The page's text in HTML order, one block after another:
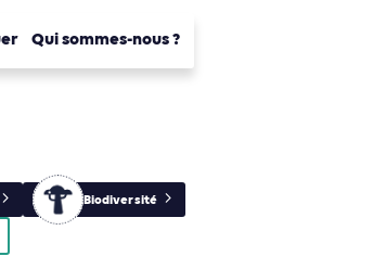
Qui sommes-nous ?
Biodiversité